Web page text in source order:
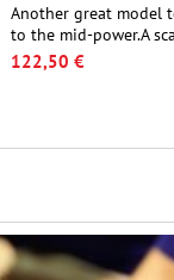
Another great model
to the mid-power.A
famous sounding
and peefect to move
122,50 €